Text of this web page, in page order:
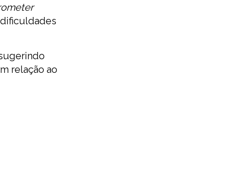
relação ao